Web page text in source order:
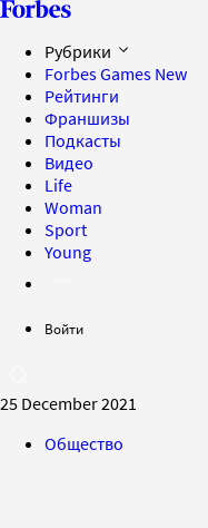
Рубрики
Forbes Games New
Рейтинги
Франшизы
Подкасты
Видео
Life
Woman
Sport
Young
Войти
25 December 2021
Общество